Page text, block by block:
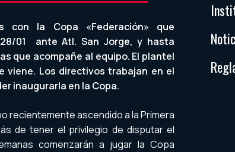
con la Copa «Federación» que
01 ante Atl. San Jorge, y hasta
que acompañe al equipo. El plantel
viene. Los directivos trabajan en el
inaugurarla en la Copa.
recientemente ascendido a la Primera
de tener el privilegio de disputar el
comenzarán a jugar la Copa